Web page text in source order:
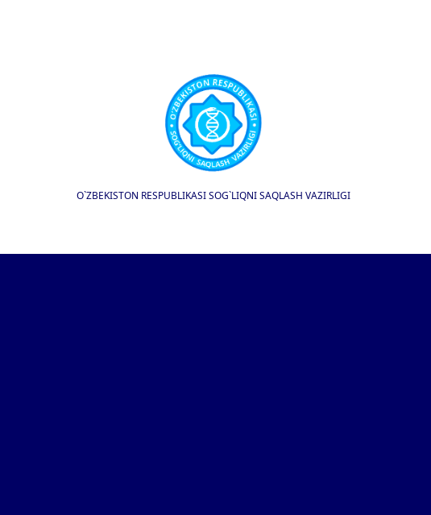
O`ZBEKISTON RESPUBLIKASI SOG`LIQNI SAQLASH VAZIRLIGI